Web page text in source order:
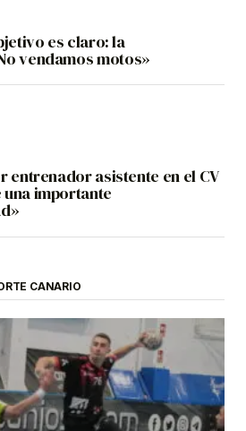
es claro: la
vendamos motos»
entrenador asistente en el CV
una importante
CANARIO